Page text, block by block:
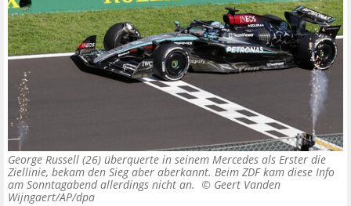
George Russell (26) überquerte in seinem Mercedes als Erster die
Ziellinie, bekam den Sieg aber aberkannt. Beim ZDF kam diese Info
am Sonntagabend allerdings nicht an. © Geert Vanden
Wijngaert/AP/dpa